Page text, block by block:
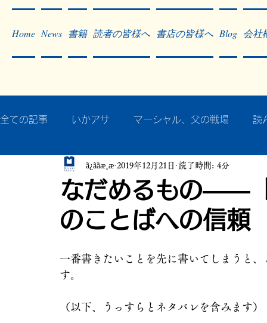
Home News 書籍 読者の皆様へ 書店の皆様へ Blog 会社
全ての記事 いかアサ マーシャル、父の戦場 読
秘蔵写真200枚でたどるアジア・太平洋戦争
作った本・作っている本 記事掲載・広告 病気
なだめるもの――
のことばへの信頼
ã¿ããæ¸æ 2019年12月21日 読了時間: 4分
一番書きたいことを先に書いてしまうと
す。
（以下、うっすらとネタバレを含みます）